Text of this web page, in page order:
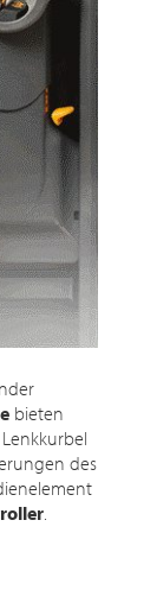
bieten
des